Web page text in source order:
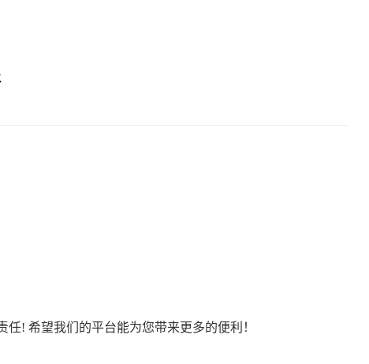
! 希望我们的平台能为您带来更多的便利！